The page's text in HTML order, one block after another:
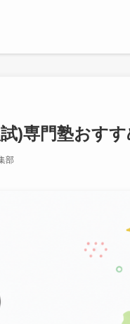
)専門塾おすす
部